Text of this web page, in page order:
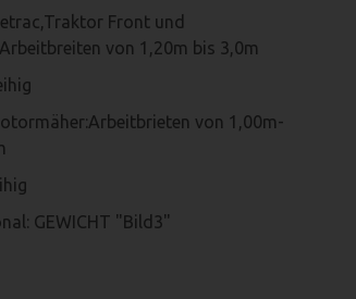
Front und
von 1,20m bis 3,0m
von 1,00m-
GEWICHT "Bild3"